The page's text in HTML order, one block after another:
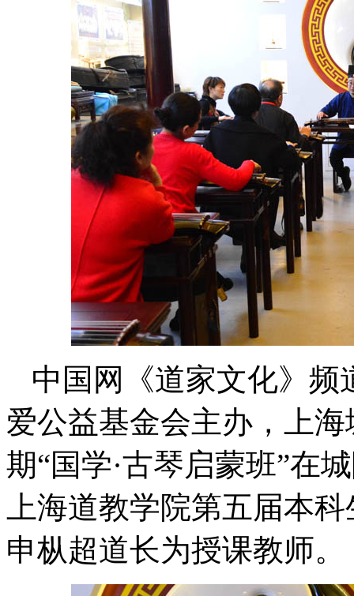
中国网《道家文化》频
爱公益基金会主办，上
期“国学·古琴启蒙班”在
上海道教学院第五届本
申枞超道长为授课教师。